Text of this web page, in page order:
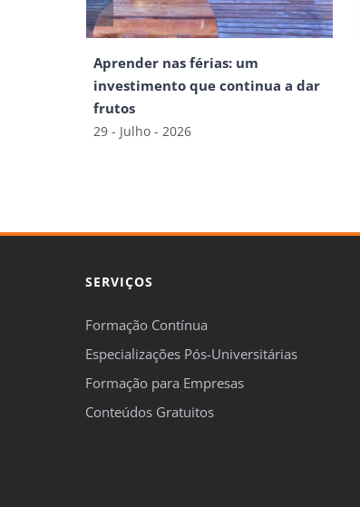
Aprender nas férias: um
investimento que continua a dar
frutos
29 - Julho - 2026
SERVIÇOS
Formação Contínua
Especializações Pós-Universitárias
Formação para Empresas
Conteúdos Gratuitos